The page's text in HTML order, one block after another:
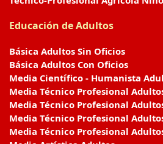
Educación de Adultos
Básica Adultos Sin Oficios
Básica Adultos Con Oficios
Media Científico - Humanista
Media Técnico Profesional
Media Técnico Profesional
Media Técnico Profesional
Media Técnico Profesional